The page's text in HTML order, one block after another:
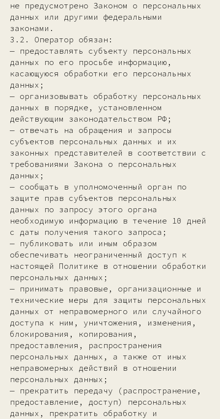
не предусмотрено Законом о персональных
данных или другими федеральными
законами.
3.2. Оператор обязан:
— предоставлять субъекту персональных
данных по его просьбе информацию,
касающуюся обработки его персональных
данных;
— организовывать обработку персональных
данных в порядке, установленном
действующим законодательством РФ;
— отвечать на обращения и запросы
субъектов персональных данных и их
законных представителей в соответствии с
требованиями Закона о персональных
данных;
— сообщать в уполномоченный орган по
защите прав субъектов персональных
данных по запросу этого органа
необходимую информацию в течение 10 дней
с даты получения такого запроса;
— публиковать или иным образом
обеспечивать неограниченный доступ к
настоящей Политике в отношении обработки
персональных данных;
— принимать правовые, организационные и
технические меры для защиты персональных
данных от неправомерного или случайного
доступа к ним, уничтожения, изменения,
блокирования, копирования,
предоставления, распространения
персональных данных, а также от иных
неправомерных действий в отношении
персональных данных;
— прекратить передачу (распространение,
предоставление, доступ) персональных
данных, прекратить обработку и